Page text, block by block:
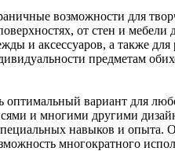
возможности для
от стен и мебели
и аксессуаров, а также
предметам
оптимальный вариант для
и многими другими
навыков и опыта.
многократного